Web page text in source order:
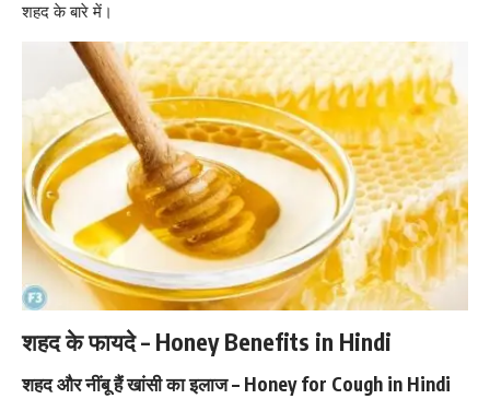
शहद के बारे में।
शहद के फायदे – Honey Benefits in Hindi
शहद और नींबू हैं खांसी का इलाज – Honey for Cough in Hindi